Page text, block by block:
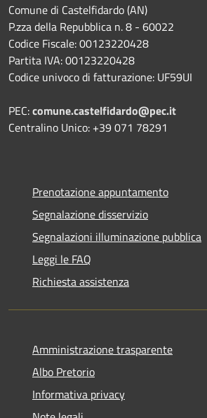
Comune di Castelfidardo (AN)
P.zza della Repubblica n. 8 - 60022
Codice Fiscale: 00123220428
Partita IVA: 00123220428
Codice univoco di fatturazione: UF59UI
PEC:comune.castelfidardo@pec.it
Centralino Unico: +39 071 78291
Prenotazione appuntamento
Segnalazione disservizio
Segnalazioni illuminazione pubblica
Leggi le FAQ
Richiesta assistenza
Amministrazione trasparente
Albo Pretorio
Informativa privacy